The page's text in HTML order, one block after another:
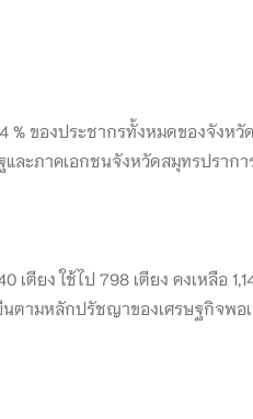
% ของประชากรทั้งหมดของจังห
ละภาคเอกชนจังหวัดสมุทรปราก
ยง ใช้ไป 798 เตียง คงเหลือ
ตามหลักปรัชญาของเศรษฐกิจพอ